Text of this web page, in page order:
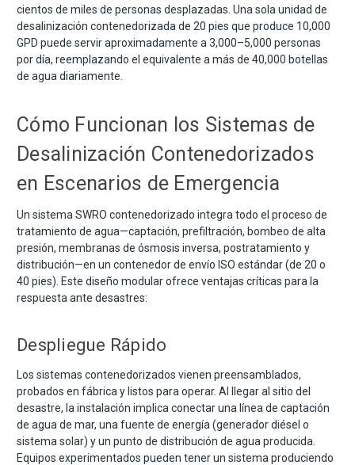
cientos de miles de personas desplazadas. Una sola unidad de
desalinización contenedorizada de 20 pies que produce 10,000
GPD puede servir aproximadamente a 3,000–5,000 personas
por día, reemplazando el equivalente a más de 40,000 botellas
de agua diariamente.
Cómo Funcionan los Sistemas de
Desalinización Contenedorizados
en Escenarios de Emergencia
Un sistema SWRO contenedorizado integra todo el proceso de
tratamiento de agua—captación, prefiltración, bombeo de alta
presión, membranas de ósmosis inversa, postratamiento y
distribución—en un contenedor de envío ISO estándar (de 20 o
40 pies). Este diseño modular ofrece ventajas críticas para la
respuesta ante desastres:
Despliegue Rápido
Los sistemas contenedorizados vienen preensamblados,
probados en fábrica y listos para operar. Al llegar al sitio del
desastre, la instalación implica conectar una línea de captación
de agua de mar, una fuente de energía (generador diésel o
sistema solar) y un punto de distribución de agua producida.
Equipos experimentados pueden tener un sistema produciendo